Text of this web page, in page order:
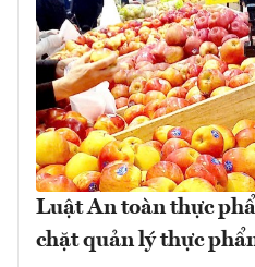
Luật An toàn thực
chặt quản lý thực